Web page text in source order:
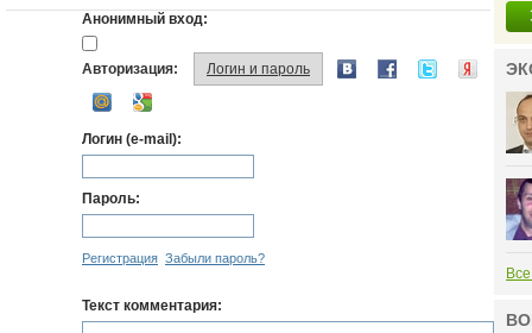
Анонимный вход:
Авторизация: Логин и пароль
Логин (e-mail):
Пароль:
Регистрация Забыли пароль?
Текст комментария: